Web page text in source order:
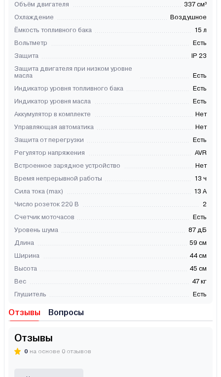
Объём двигателя
337 см³
Охлаждение
Воздушное
Ёмкость топливного бака
15 л
Вольтметр
Есть
Защита
IP 23
Защита двигателя при низком уровне
масла
Есть
Индикатор уровня топливного бака
Есть
Индикатор уровня масла
Есть
Аккумулятор в комплекте
Нет
Управляющая автоматика
Нет
Защита от перегрузки
Есть
Регулятор напряжения
AVR
Встроенное зарядное устройство
Нет
Время непрерывной работы
13 ч
Сила тока (max)
13 А
Число розеток 220 В
2
Счетчик моточасов
Есть
Уровень шума
87 дБ
Длина
59 см
Ширина
44 см
Высота
45 см
Вес
47 кг
Глушитель
Есть
Отзывы Вопросы
Отзывы
0 на основе 0 отзывов